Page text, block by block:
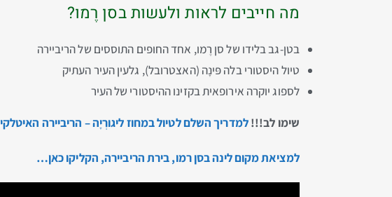
מה חייבים לראות ולעשות בסן רֶמו?
בטן-גב בלידו של סן רֶמו, אחד החופים התוססים של הריביירה
טיול היסטורי בלה פּינָה (האצטרובל), גלעין העיר העתיק
לספוג יוקרה אירופאית בקזינו ההיסטורי של העיר
שימו לב!!!למדריך השלם לטיול במחוז ליגורְיָה – הריביירה
למציאת מקום לינה בסן רמו, בירת הריביירה, הקליקו כאן…